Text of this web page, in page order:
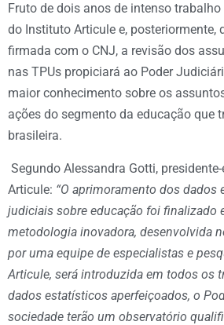
Fruto de dois anos de intenso
do Instituto Articule e, posteriormente,
firmada com o CNJ, a revisão dos
nas TPUs propiciará ao Poder
maior conhecimento sobre os
ações do segmento da educação que
brasileira.
Segundo Alessandra Gotti,
Articule: “O aprimoramento dos dados
judiciais sobre educação foi finalizado
metodologia inovadora, desenvolvida
por uma equipe de especialistas e
Articule, será introduzida em todos os
dados estatísticos aperfeiçoados, o
sociedade terão um observatório